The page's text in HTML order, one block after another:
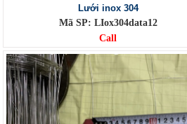
Lưới inox 304
Mã SP: LIox304data12
Call